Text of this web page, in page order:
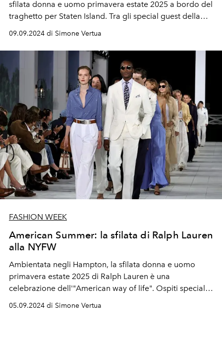
sfilata donna e uomo primavera estate 2025 a bordo del
traghetto per Staten Island. Tra gli special guest della
09.09.2024 di Simone Vertua
FASHION WEEK
American Summer: la sfilata di Ralph Lauren
alla NYFW
Ambientata negli Hampton, la sfilata donna e uomo
primavera estate 2025 di Ralph Lauren è una
celebrazione dell'"American way of life". Ospiti speciali
05.09.2024 di Simone Vertua